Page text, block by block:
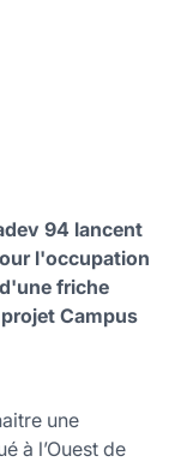
94 lancent
l'occupation
friche
Campus
une
à l’Ouest de